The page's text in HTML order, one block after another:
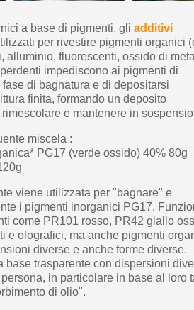
a base di pigmenti, gli additivi
per rivestire pigmenti organici
alluminio, fluorescenti, ossido di
impediscono ai pigmenti di
di bagnatura e di depositarsi
finita, formando un deposito
e mantenere in
miscela :
PG17 (verde ossido) 40% 80g
viene utilizzata per "bagnare" e
i pigmenti inorganici PG17.
come PR101 rosso, PR42 giallo
e olografici, ma anche pigmenti
diverse e anche forme diverse.
base trasparente con dispersioni
in particolare in base al loro
di olio".